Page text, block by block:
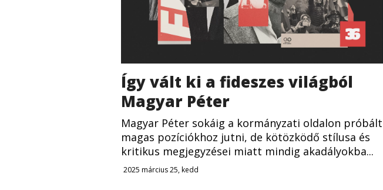
Így vált ki a fideszes világból
Magyar Péter
Magyar Péter sokáig a kormányzati oldalon próbált
magas pozíciókhoz jutni, de kötözködő stílusa és
kritikus megjegyzései miatt mindig akadályokba...
2025 március 25, kedd